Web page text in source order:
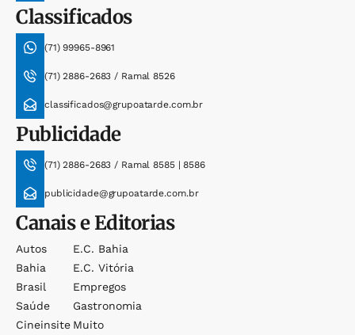
Classificados
(71) 99965-8961
(71) 2886-2683 / Ramal 8526
classificados@grupoatarde.com.br
Publicidade
(71) 2886-2683 / Ramal 8585 | 8586
publicidade@grupoatarde.com.br
Canais e Editorias
Autos
Bahia
Brasil
Saúde
Cineinsite
E.c. Bahia
E.c. Vitória
Empregos
Gastronomia
Muito